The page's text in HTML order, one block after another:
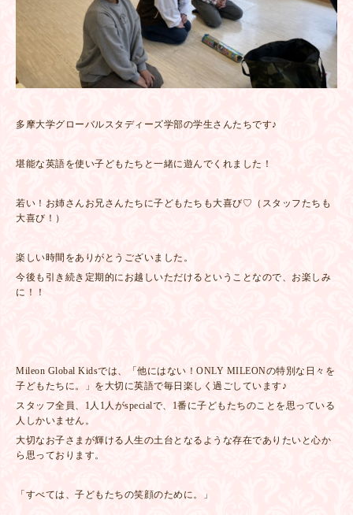
多摩大学グローバルスタディーズ学部の学生さんたちです♪
堪能な英語を使い子どもたちと一緒に遊んでくれました！
若い！お姉さんお兄さんたちに子どもたちも大喜び♡（スタッフたちも
大喜び！）
楽しい時間をありがとうございました。
今後も引き続き定期的にお越しいただけるということなので、お楽しみ
に！！
Mileon Global Kidsでは、「他にはない！ONLY MILEONの特別な日々を
子どもたちに。」を大切に英語で毎日楽しく過ごしています♪
スタッフ全員、1人1人がspecialで、1番に子どもたちのことを思っている
人しかいません。
大切なお子さまが輝ける人生の土台となるような存在でありたいと心か
ら思っております。
「すべては、子どもたちの笑顔のために。」